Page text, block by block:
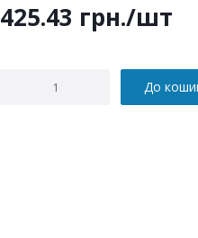
425.43 грн./шт
До